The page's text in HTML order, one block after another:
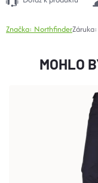
Značka: NorthfinderZáruka:
MOHLO